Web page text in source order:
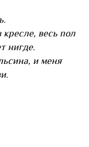
весь пол
нигде.
и меня